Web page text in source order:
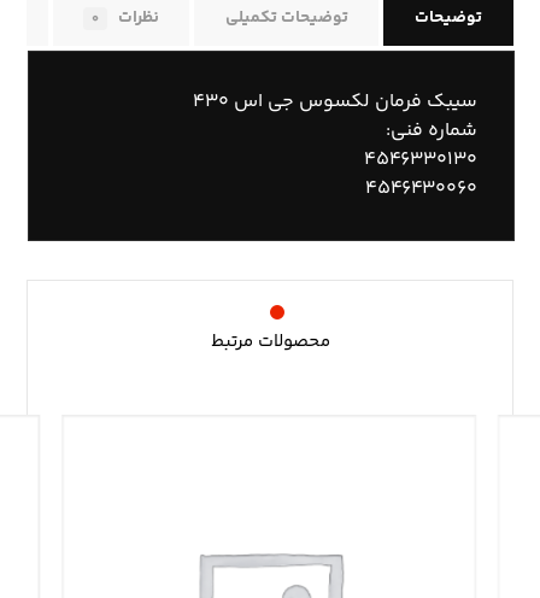
توضیحات توضیحات تکمیلی نظرات ۰
سیبک فرمان لکسوس جی اس ۴۳۰
شماره فنی:
۴۵۴۶۳۳۰۱۳۰
۴۵۴۶۴۳۰۰۶۰
محصولات مرتبط